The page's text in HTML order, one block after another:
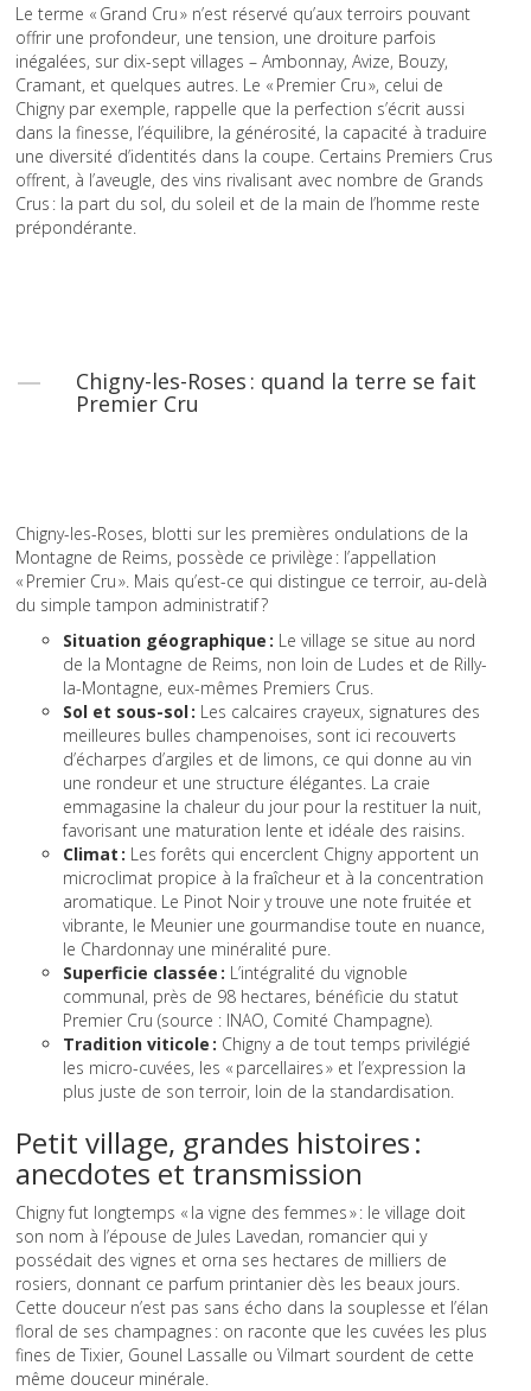
Le terme « Grand Cru » n’est réservé qu’aux terroirs pouvant
offrir une profondeur, une tension, une droiture parfois
inégalées, sur dix-sept villages – Ambonnay, Avize, Bouzy,
Cramant, et quelques autres. Le « Premier Cru », celui de
Chigny par exemple, rappelle que la perfection s’écrit aussi
dans la finesse, l’équilibre, la générosité, la capacité à traduire
une diversité d’identités dans la coupe. Certains Premiers Crus
offrent, à l’aveugle, des vins rivalisant avec nombre de Grands
Crus : la part du sol, du soleil et de la main de l’homme reste
prépondérante.
Chigny-les-Roses : quand la terre se fait
Premier Cru
Chigny-les-Roses, blotti sur les premières ondulations de la
Montagne de Reims, possède ce privilège : l’appellation
« Premier Cru ». Mais qu’est-ce qui distingue ce terroir, au-delà
du simple tampon administratif ?
Situation géographique : Le village se situe au nord
de la Montagne de Reims, non loin de Ludes et de Rilly-
la-Montagne, eux-mêmes Premiers Crus.
Sol et sous-sol : Les calcaires crayeux, signatures des
meilleures bulles champenoises, sont ici recouverts
d’écharpes d’argiles et de limons, ce qui donne au vin
une rondeur et une structure élégantes. La craie
emmagasine la chaleur du jour pour la restituer la nuit,
favorisant une maturation lente et idéale des raisins.
Climat : Les forêts qui encerclent Chigny apportent un
microclimat propice à la fraîcheur et à la concentration
aromatique. Le Pinot Noir y trouve une note fruitée et
vibrante, le Meunier une gourmandise toute en nuance,
le Chardonnay une minéralité pure.
Superficie classée : L’intégralité du vignoble
communal, près de 98 hectares, bénéficie du statut
Premier Cru (source : INAO, Comité Champagne).
Tradition viticole : Chigny a de tout temps privilégié
les micro-cuvées, les « parcellaires » et l’expression la
plus juste de son terroir, loin de la standardisation.
Petit village, grandes histoires :
anecdotes et transmission
Chigny fut longtemps « la vigne des femmes » : le village doit
son nom à l’épouse de Jules Lavedan, romancier qui y
possédait des vignes et orna ses hectares de milliers de
rosiers, donnant ce parfum printanier dès les beaux jours.
Cette douceur n’est pas sans écho dans la souplesse et l’élan
floral de ses champagnes : on raconte que les cuvées les plus
fines de Tixier, Gounel Lassalle ou Vilmart sourdent de cette
même douceur minérale.